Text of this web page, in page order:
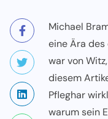
Michael
eine Ära
war von
diesem
Pfleghar
warum sein